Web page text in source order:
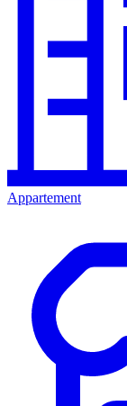
Appartement